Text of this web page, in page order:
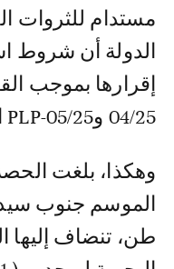
مستدام للثروات
الدولة أن شروط
04/25 وPLP-05/25 المؤرخين في 9 يوليوز.
وهكذا، بلغت
طن، تنضاف إليها